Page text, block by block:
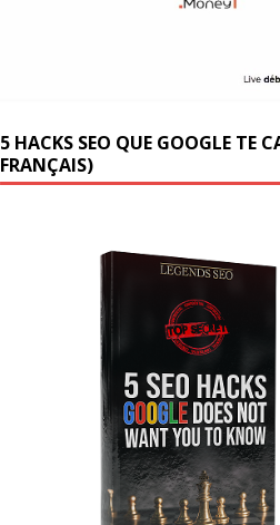
5 HACKS SEO QUE GOOGLE TE
FRANÇAIS)